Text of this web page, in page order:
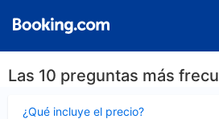
Las 10 preguntas más
¿Qué incluye el precio?
cerrado